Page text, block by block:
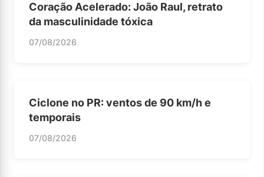
Coração Acelerado: João Raul, retrato
da masculinidade tóxica
07/08/2026
Ciclone no PR: ventos de 90 km/h e
temporais
07/08/2026